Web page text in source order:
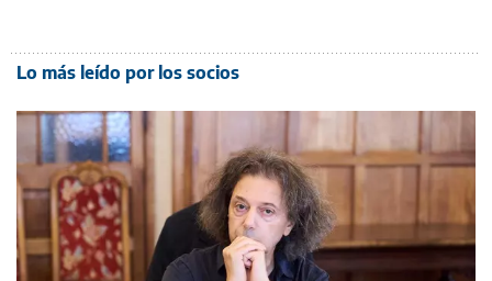
Lo más leído por los socios